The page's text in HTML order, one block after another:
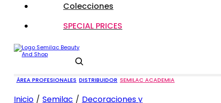
Colecciones
SPECIAL PRICES
ÁREA PROFESIONALES DISTRIBUIDOR SEMILAC ACADEMIA
Inicio / Semilac / Decoraciones y